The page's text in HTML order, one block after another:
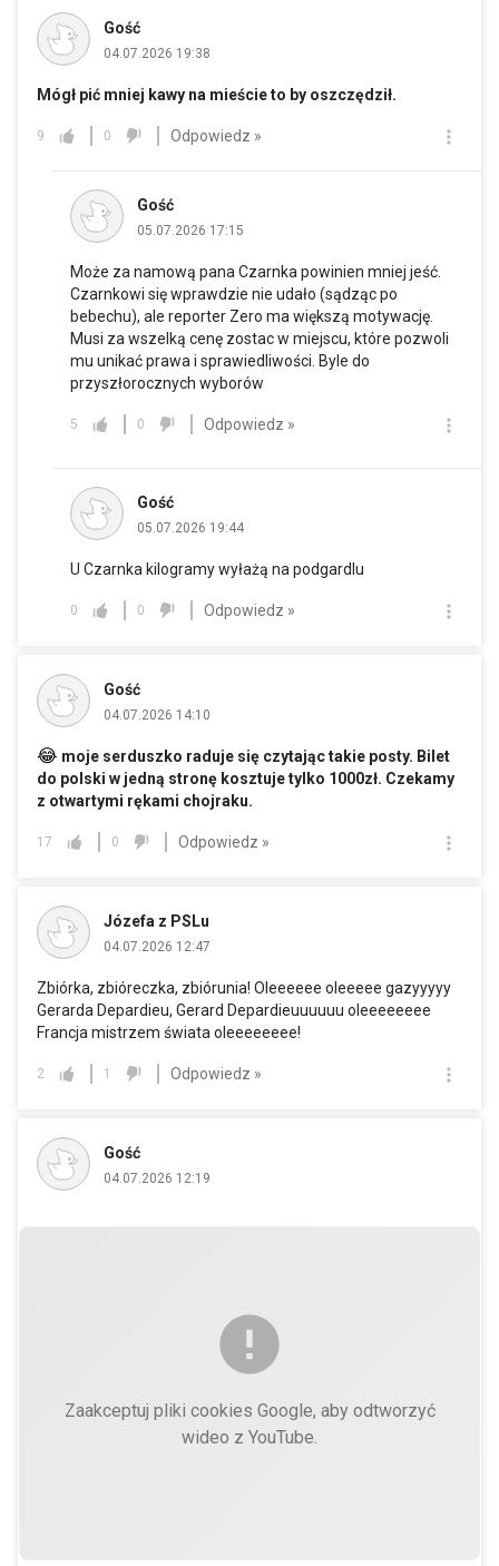
Gość
04.07.2026 19:38
Mógł pić mniej kawy na mieście to by oszczędził.
9 0 Odpowiedz »
Gość
05.07.2026 17:15
Może za namową pana Czarnka powinien mniej jeść.
Czarnkowi się wprawdzie nie udało (sądząc po
bebechu), ale reporter Zero ma większą motywację.
Musi za wszelką cenę zostac w miejscu, które pozwoli
mu unikać prawa i sprawiedliwości. Byle do
przyszłorocznych wyborów
5 0 Odpowiedz »
Gość
05.07.2026 19:44
U Czarnka kilogramy wyłażą na podgardlu
0 0 Odpowiedz »
Gość
04.07.2026 14:10
😂 moje serduszko raduje się czytając takie posty. Bilet
do polski w jedną stronę kosztuje tylko 1000zł. Czekamy
z otwartymi rękami chojraku.
17 0 Odpowiedz »
Józefa z PSLu
04.07.2026 12:47
Zbiórka, zbióreczka, zbiórunia! Oleeeeee oleeeee gazyyyyy
Gerarda Depardieu, Gerard Depardieuuuuuu oleeeeeeee
Francja mistrzem świata oleeeeeeee!
2 1 Odpowiedz »
Gość
04.07.2026 12:19
Zaakceptuj pliki cookies Google, aby odtworzyć
wideo z YouTube.